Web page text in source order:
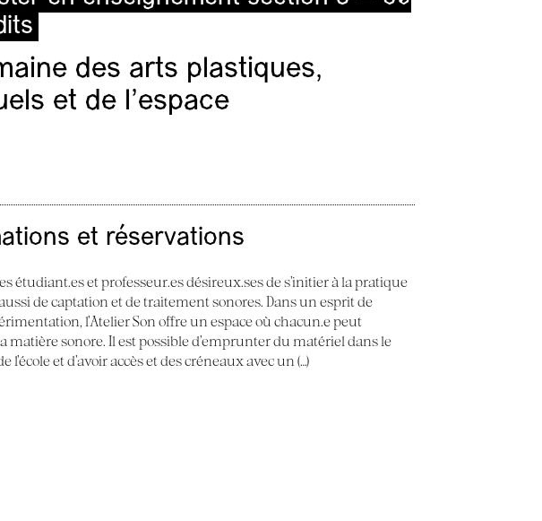
des arts plastiques,
et de l’espace
et réservations
étudiant.es et professeur.es désireux.ses de s’initier à la pratique
de captation et de traitement sonores. Dans un esprit de
l’Atelier Son offre un espace où chacun.e peut
matière sonore. Il est possible d’emprunter du matériel dans le
et d’avoir accès et des créneaux avec un (…)